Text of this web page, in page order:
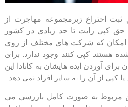
ثبت اختراع زیرمجموعه مهاجرت از
کپی رایت تا حد زیادی در کشور
امکان که شرکت های مختلف از روی
هستند کپی کنند وجود ندارد. برای
آوردن ایده هایشان به کانادا این
مربوط به صورت کامل بازرسی می